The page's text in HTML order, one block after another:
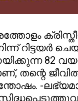
റിട്ടയർ
82
തന്റെ
-